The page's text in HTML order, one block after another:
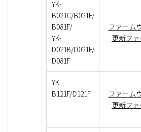
YK-
B021C/B021F/
B081F/
YK-
D021B/D021F/
D081F
ファーム
更新フ
YK-
B121F/D121F
ファーム
更新フ